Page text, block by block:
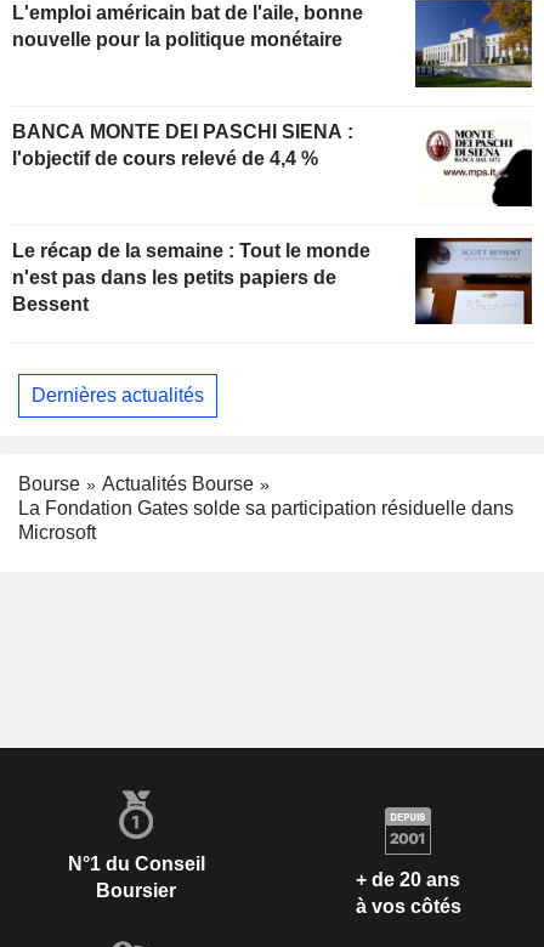
L'emploi américain bat de l'aile, bonne
nouvelle pour la politique monétaire
BANCA MONTE DEI PASCHI SIENA :
l'objectif de cours relevé de 4,4 %
Le récap de la semaine : Tout le monde
n'est pas dans les petits papiers de
Bessent
Dernières actualités
Bourse
Actualités Bourse
La Fondation Gates solde sa participation résiduelle dans
Microsoft
N°1 du Conseil
Boursier
+ de 20 ans
à vos côtés